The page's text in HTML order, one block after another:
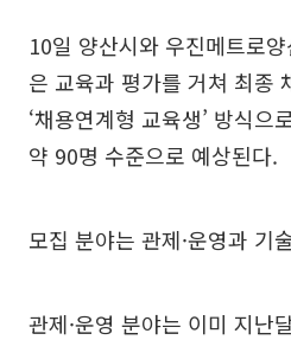
10일 양산시와 우진메트로
은 교육과 평가를 거쳐 최종
‘채용연계형 교육생’ 방식으
약 90명 수준으로 예상된다.
모집 분야는 관제·운영과 기
관제·운영 분야는 이미 지난